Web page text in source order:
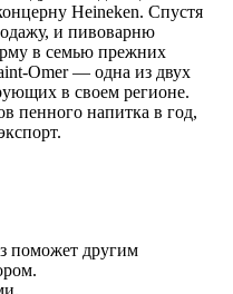
Heineken. Спустя
и пивоварню
в семью прежних
Omer — одна из двух
в своем регионе.
пенного напитка в год,
поможет другим